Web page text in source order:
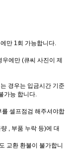
만 1회 가능합니다.
에만 (큐씨 사진이 제
경우는 입금시간 기준
가능 합니다.
셀프점검 해주셔야합
, 부품 누락 등)에 대
교환 환불이 불가합니